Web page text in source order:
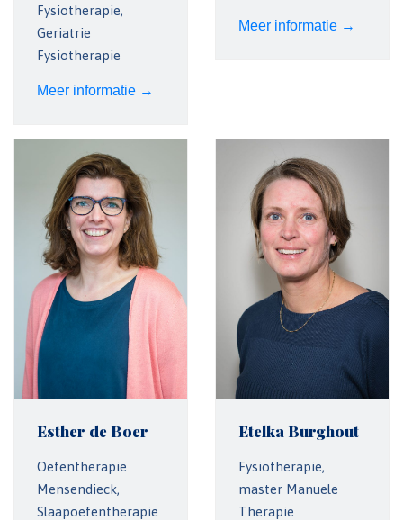
Fysiotherapie,
Geriatrie
Fysiotherapie
Meer informatie →
Meer informatie →
Esther de Boer
Oefentherapie
Mensendieck,
Slaapoefentherapie
Etelka Burghout
Fysiotherapie,
master Manuele
Therapie